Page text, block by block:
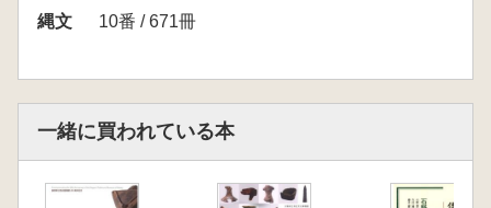
―
2つの器形から?山梨・縄文展に寄せて?
DNAからみた中央高地の縄文時代人
縄文
10番 / 671冊
一緒に買われている本